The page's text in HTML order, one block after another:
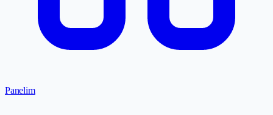
Panelim